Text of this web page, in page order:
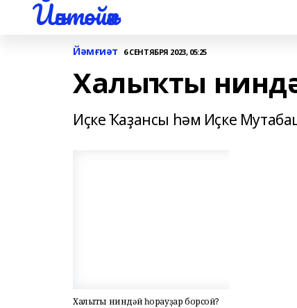
Йәнтөйәк
Йәмғиәт 6 СЕНТЯБРЯ 2023, 05:25
Халыҡты
Иҫке Ҡаҙансы һәм Иҫке
Халыҡты ниндәй һорауҙар борсой?